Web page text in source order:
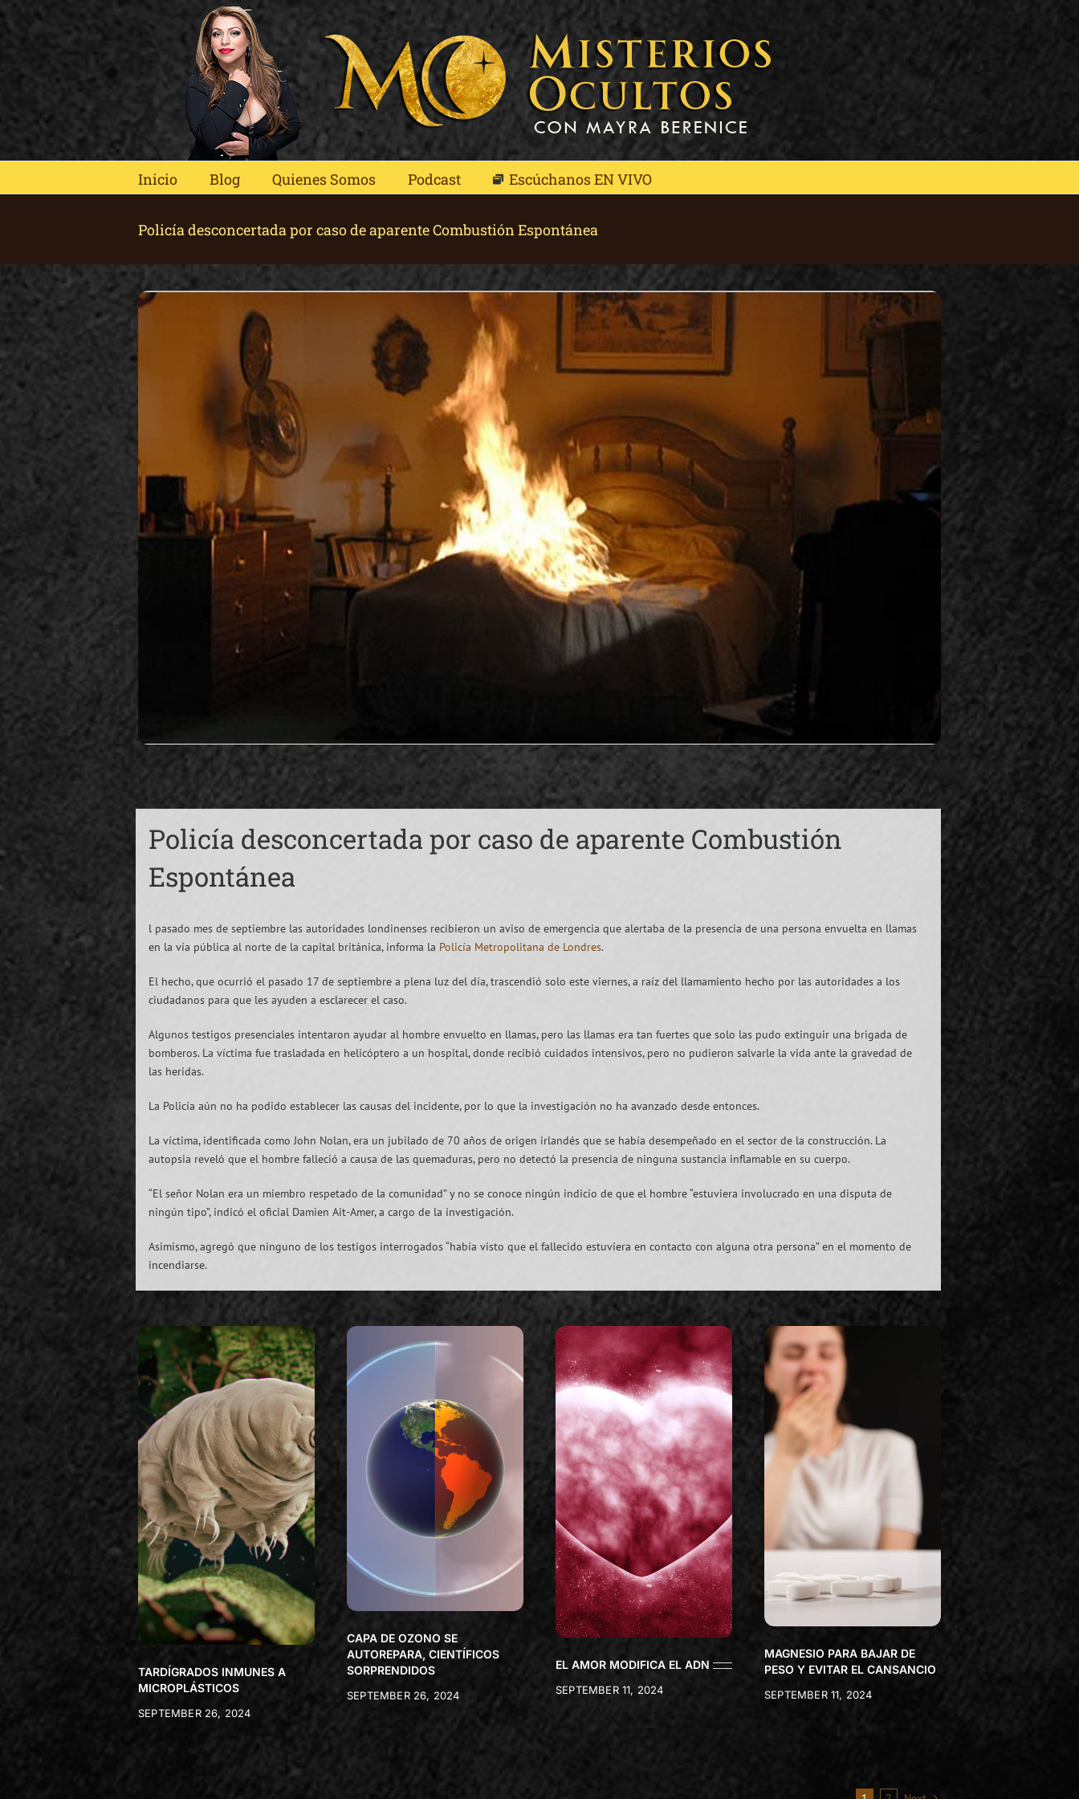
to
Inicio Blog Quienes Somos Podcast Escúchanos EN VIVO
Policía desconcertada por caso de aparente Combustión Espontánea
Policía desconcertada por caso de aparente Combustión
Espontánea
l pasado mes de septiembre las autoridades londinenses recibieron un aviso de emergencia que alertaba de la presencia de una persona envuelta en llamas
en la vía pública al norte de la capital británica, informa la Policía Metropolitana de Londres.
El hecho, que ocurrió el pasado 17 de septiembre a plena luz del día, trascendió solo este viernes, a raíz del llamamiento hecho por las autoridades a los
ciudadanos para que les ayuden a esclarecer el caso.
Algunos testigos presenciales intentaron ayudar al hombre envuelto en llamas, pero las llamas era tan fuertes que solo las pudo extinguir una brigada de
bomberos. La víctima fue trasladada en helicóptero a un hospital, donde recibió cuidados intensivos, pero no pudieron salvarle la vida ante la gravedad de
las heridas.
La Policía aún no ha podido establecer las causas del incidente, por lo que la investigación no ha avanzado desde entonces.
La víctima, identificada como John Nolan, era un jubilado de 70 años de origen irlandés que se había desempeñado en el sector de la construcción. La
autopsia reveló que el hombre falleció a causa de las quemaduras, pero no detectó la presencia de ninguna sustancia inflamable en su cuerpo.
“El señor Nolan era un miembro respetado de la comunidad” y no se conoce ningún indicio de que el hombre “estuviera involucrado en una disputa de
ningún tipo”, indicó el oficial Damien Ait-Amer, a cargo de la investigación.
Asimismo, agregó que ninguno de los testigos interrogados “había visto que el fallecido estuviera en contacto con alguna otra persona” en el momento de
incendiarse.
TARDÍGRADOS INMUNES A
MICROPLÁSTICOS
SEPTEMBER 26, 2024
CAPA DE OZONO SE
AUTOREPARA, CIENTÍFICOS
SORPRENDIDOS
SEPTEMBER 26, 2024
EL AMOR MODIFICA EL ADN
SEPTEMBER 11, 2024
MAGNESIO PARA BAJAR DE
PESO Y EVITAR EL CANSANCIO
SEPTEMBER 11, 2024